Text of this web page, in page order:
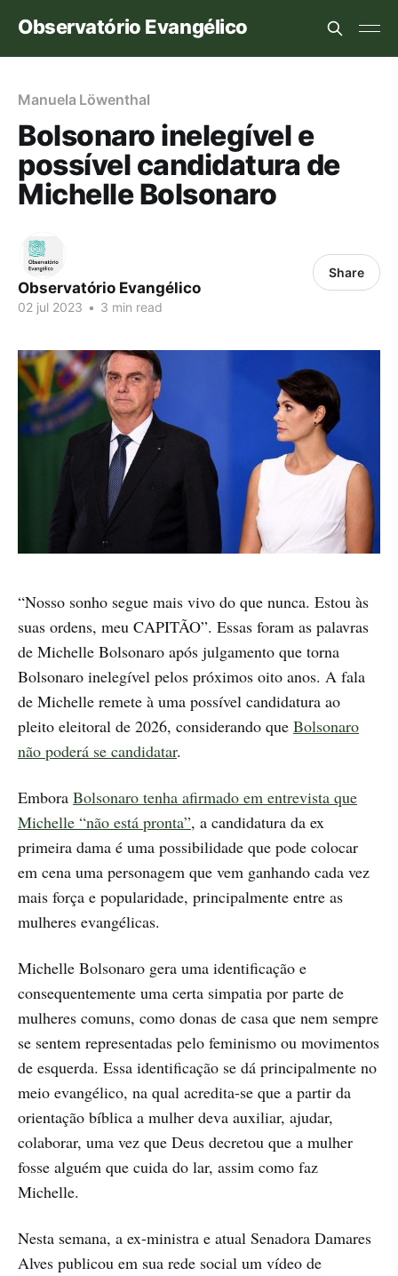
Observatório Evangélico
Manuela Löwenthal
Bolsonaro inelegível e
possível candidatura de
Michelle Bolsonaro
Observatório Evangélico
02 jul 2023 • 3 min read
Share
“Nosso sonho segue mais vivo do que nunca. Estou às
suas ordens, meu CAPITÃO”. Essas foram as palavras
de Michelle Bolsonaro após julgamento que torna
Bolsonaro inelegível pelos próximos oito anos. A fala
de Michelle remete à uma possível candidatura ao
pleito eleitoral de 2026, considerando que Bolsonaro
não poderá se candidatar.
Embora Bolsonaro tenha afirmado em entrevista que
Michelle “não está pronta”, a candidatura da ex
primeira dama é uma possibilidade que pode colocar
em cena uma personagem que vem ganhando cada vez
mais força e popularidade, principalmente entre as
mulheres evangélicas.
Michelle Bolsonaro gera uma identificação e
consequentemente uma certa simpatia por parte de
mulheres comuns, como donas de casa que nem sempre
se sentem representadas pelo feminismo ou movimentos
de esquerda. Essa identificação se dá principalmente no
meio evangélico, na qual acredita-se que a partir da
orientação bíblica a mulher deva auxiliar, ajudar,
colaborar, uma vez que Deus decretou que a mulher
fosse alguém que cuida do lar, assim como faz
Michelle.
Nesta semana, a ex-ministra e atual Senadora Damares
Alves publicou em sua rede social um vídeo de